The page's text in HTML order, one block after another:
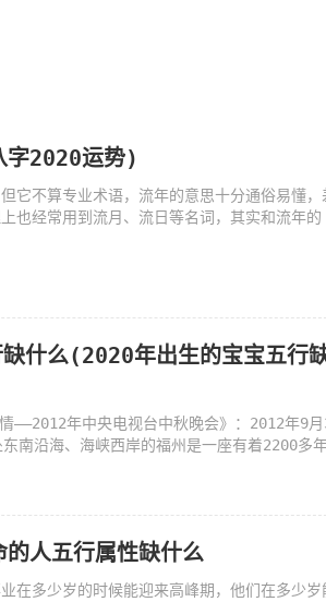
字2020运势)
它不算专业术语，流年的意思十分通俗易懂，
也经常用到流月、流日等名词，其实和流年的
什么(2020年出生的宝宝五行
——2012年中央电视台中秋晚会》：2012年9
南沿海、海峡西岸的福州是一座有着2200多年
人五行属性缺什么
在多少岁的时候能迎来高峰期，他们在多少岁